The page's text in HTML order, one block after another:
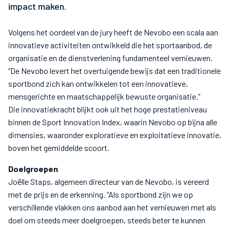
impact maken.
Volgens het oordeel van de jury heeft de Nevobo een scala aan
innovatieve activiteiten ontwikkeld die het sportaanbod, de
organisatie en de dienstverlening fundamenteel vernieuwen.
“De Nevobo levert het overtuigende bewijs dat een traditionele
sportbond zich kan ontwikkelen tot een innovatieve,
mensgerichte en maatschappelijk bewuste organisatie.”
Die innovatiekracht blijkt ook uit het hoge prestatieniveau
binnen de Sport Innovation Index, waarin Nevobo op bijna alle
dimensies, waaronder exploratieve en exploitatieve innovatie,
boven het gemiddelde scoort.
Doelgroepen
Joëlle Staps, algemeen directeur van de Nevobo, is vereerd
met de prijs en de erkenning. “Als sportbond zijn we op
verschillende vlakken ons aanbod aan het vernieuwen met als
doel om steeds meer doelgroepen, steeds beter te kunnen